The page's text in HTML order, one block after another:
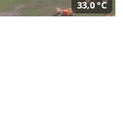
33,0 °C